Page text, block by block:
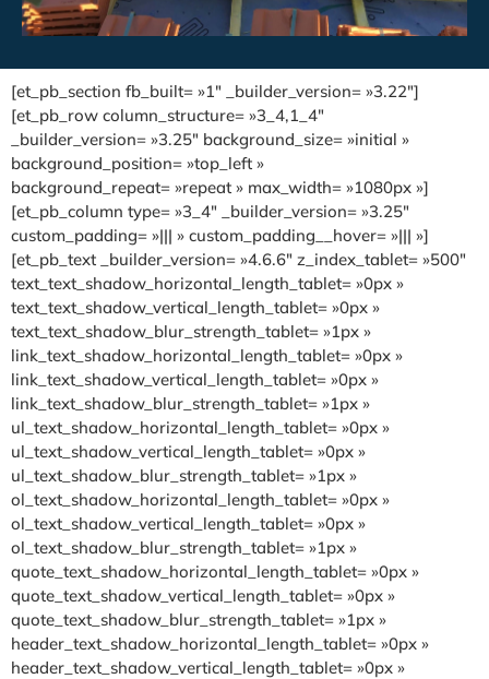
[et_pb_section fb_built= »1″ _builder_version= »3.22″]
[et_pb_row column_structure= »3_4,1_4″
_builder_version= »3.25″ background_size= »initial »
background_position= »top_left »
background_repeat= »repeat » max_width= »1080px »]
[et_pb_column type= »3_4″ _builder_version= »3.25″
custom_padding= »||| » custom_padding__hover= »||| »]
[et_pb_text _builder_version= »4.6.6″ z_index_tablet= »500″
text_text_shadow_horizontal_length_tablet= »0px »
text_text_shadow_vertical_length_tablet= »0px »
text_text_shadow_blur_strength_tablet= »1px »
link_text_shadow_horizontal_length_tablet= »0px »
link_text_shadow_vertical_length_tablet= »0px »
link_text_shadow_blur_strength_tablet= »1px »
ul_text_shadow_horizontal_length_tablet= »0px »
ul_text_shadow_vertical_length_tablet= »0px »
ul_text_shadow_blur_strength_tablet= »1px »
ol_text_shadow_horizontal_length_tablet= »0px »
ol_text_shadow_vertical_length_tablet= »0px »
ol_text_shadow_blur_strength_tablet= »1px »
quote_text_shadow_horizontal_length_tablet= »0px »
quote_text_shadow_vertical_length_tablet= »0px »
quote_text_shadow_blur_strength_tablet= »1px »
header_text_shadow_horizontal_length_tablet= »0px »
header_text_shadow_vertical_length_tablet= »0px »